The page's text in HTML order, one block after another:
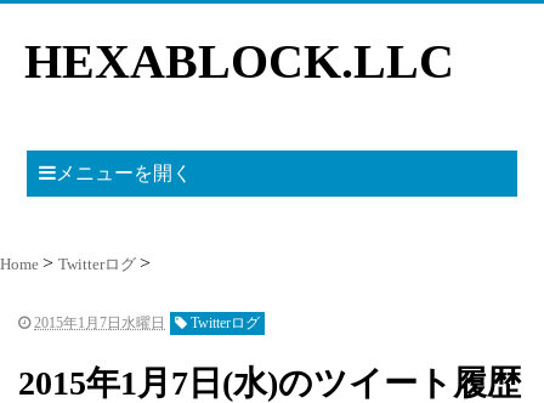
HEXABLOCK.LLC
メニューを開く
Home Twitterログ
2015年1月7日水曜日 Twitterログ
2015年1月7日(水)のツイート履歴